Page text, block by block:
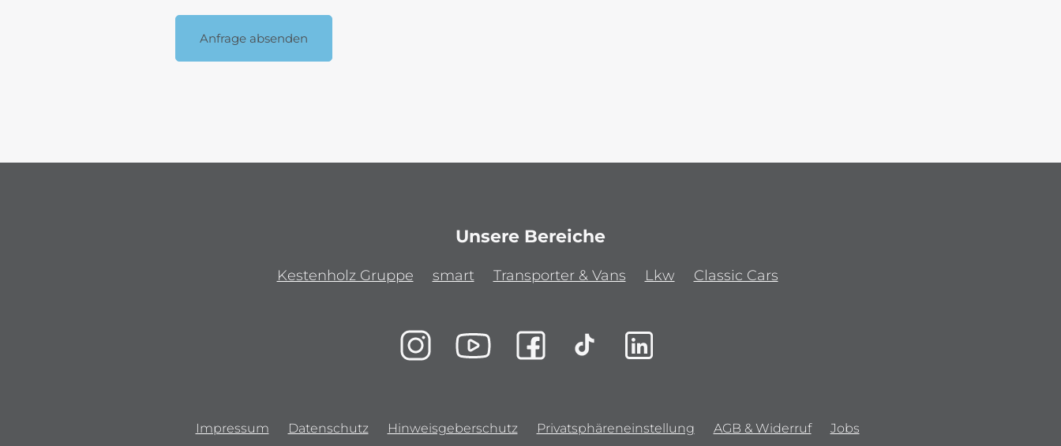
Anfrage absenden
Unsere Bereiche
Kestenholz Gruppe smart Transporter & Vans Lkw Classic Cars
Impressum Datenschutz Hinweisgeberschutz Privatsphäreneinstellung AGB & Widerruf Jobs